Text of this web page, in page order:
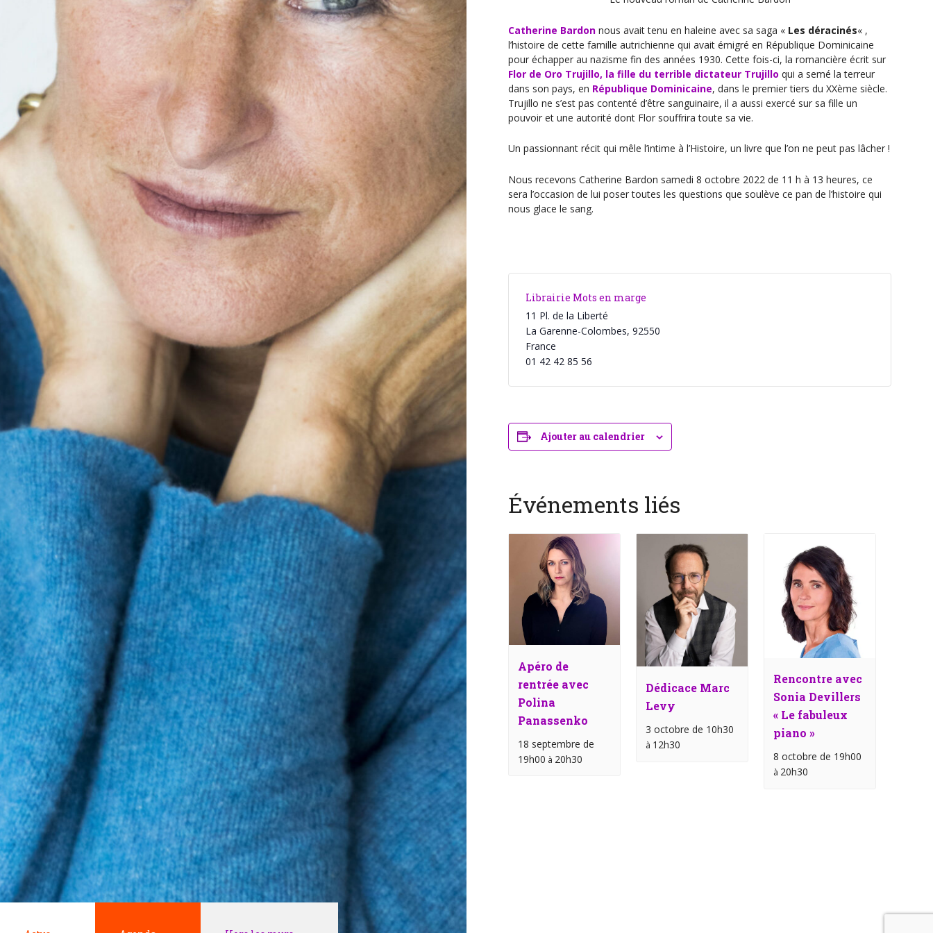
Catherine Bardon nous avait tenu en haleine avec sa saga « Les déracinés« ,
l’histoire de cette famille autrichienne qui avait émigré en République Dominicaine
pour échapper au nazisme fin des années 1930. Cette fois-ci, la romancière écrit sur
Flor de Oro Trujillo, la fille du terrible dictateur Trujillo qui a semé la terreur
dans son pays, en République Dominicaine, dans le premier tiers du XXème siècle.
Trujillo ne s’est pas contenté d’être sanguinaire, il a aussi exercé sur sa fille un
pouvoir et une autorité dont Flor souffrira toute sa vie.
Un passionnant récit qui mêle l’intime à l’Histoire, un livre que l’on ne peut pas lâcher !
Nous recevons Catherine Bardon samedi 8 octobre 2022 de 11 h à 13 heures, ce
sera l’occasion de lui poser toutes les questions que soulève ce pan de l’histoire qui
nous glace le sang.
Librairie Mots en marge
11 Pl. de la Liberté
La Garenne-Colombes, 92550
France
01 42 42 85 56
Ajouter au calendrier
Événements liés
Apéro de
rentrée avec
Polina
Panassenko
18 septembre de
19h00 à 20h30
Dédicace Marc
Levy
3 octobre de 10h30
à 12h30
Rencontre avec
Sonia Devillers
« Le fabuleux
piano »
8 octobre de 19h00
à 20h30